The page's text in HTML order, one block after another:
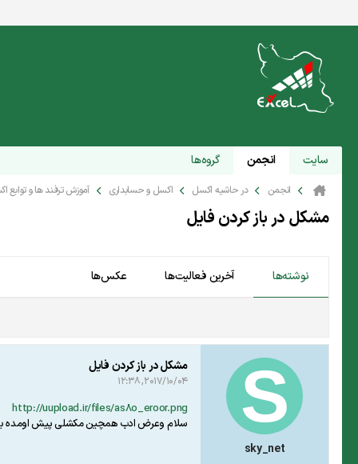
سایت انجمن گروه‌ها
انجمن در حاشیه اکسل اکسل و حسابداری آموزش ترفند ها و توابع
مشکل در باز کردن فایل
نوشته‌ها آخرین فعالیت‌ها عکس‌ها
sky_net
مشکل در باز کردن فایل
2017/10/04, 12:38
http://uupload.ir/files/as8o_eroor.png
سلام وعرض ادب همچین مکشلی پیش اومده